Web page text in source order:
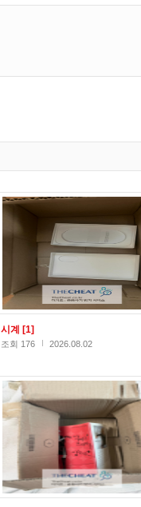
시계 [1]
조회 176 2026.08.02